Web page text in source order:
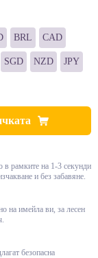
BRL CAD
SGD NZD JPY
рамките на 1-3 секунди
и без забавяне.
на имейла ви, за лесен
безопасна